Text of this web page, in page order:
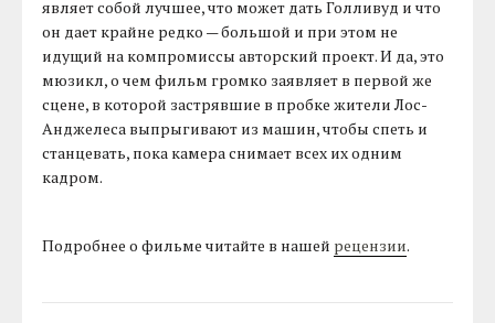
являет собой лучшее, что может дать Голливуд и что
он дает крайне редко — большой и при этом не
идущий на компромиссы авторский проект. И да, это
мюзикл, о чем фильм громко заявляет в первой же
сцене, в которой застрявшие в пробке жители Лос-
Анджелеса выпрыгивают из машин, чтобы спеть и
станцевать, пока камера снимает всех их одним
кадром.
Подробнее о фильме читайте в нашей рецензии.